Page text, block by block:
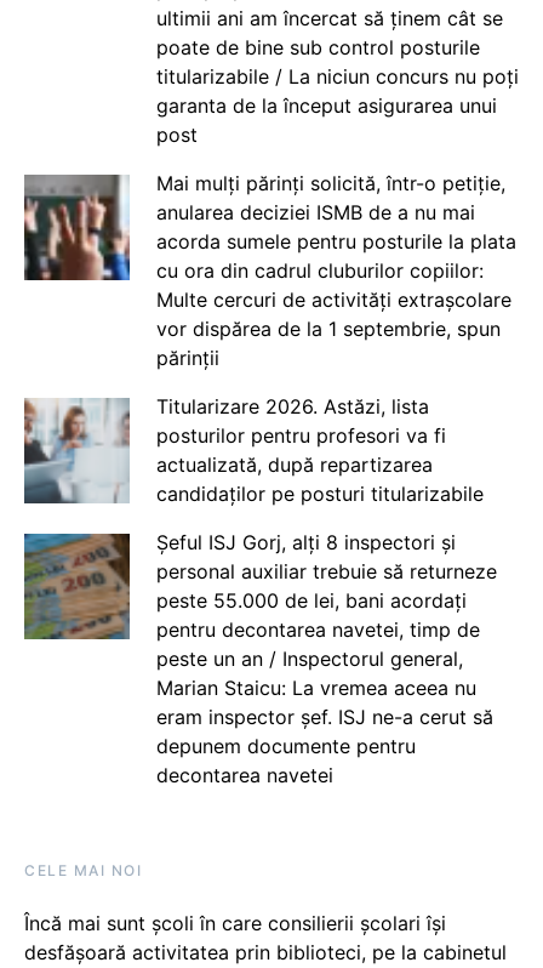
ultimii ani am încercat să ținem cât se
poate de bine sub control posturile
titularizabile / La niciun concurs nu poți
garanta de la început asigurarea unui
post
Mai mulți părinți solicită, într-o petiție,
anularea deciziei ISMB de a nu mai
acorda sumele pentru posturile la plata
cu ora din cadrul cluburilor copiilor:
Multe cercuri de activități extrașcolare
vor dispărea de la 1 septembrie, spun
părinții
Titularizare 2026. Astăzi, lista
posturilor pentru profesori va fi
actualizată, după repartizarea
candidaților pe posturi titularizabile
Șeful ISJ Gorj, alți 8 inspectori și
personal auxiliar trebuie să returneze
peste 55.000 de lei, bani acordați
pentru decontarea navetei, timp de
peste un an / Inspectorul general,
Marian Staicu: La vremea aceea nu
eram inspector șef. ISJ ne-a cerut să
depunem documente pentru
decontarea navetei
CELE MAI NOI
Încă mai sunt școli în care consilierii școlari își
desfășoară activitatea prin biblioteci, pe la cabinetul